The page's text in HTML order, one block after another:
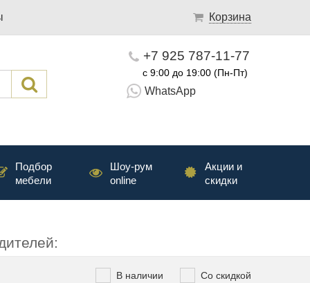
Корзина
+7 925 787-11-77
с 9:00 до 19:00 (Пн-Пт)
WhatsApp
Акции и
скидки
Шоу-рум
online
Подбор
мебели
Со скидкой
В наличии